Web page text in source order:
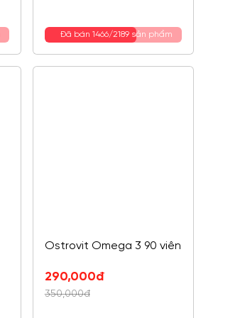
630,000đ.
Đã bán 1466/2189 sản phẩm
Ostrovit Omega 3 90 viên
350,000đ
Giá
gốc
290,000đ
Giá
hiện